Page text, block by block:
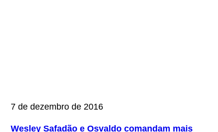
7 de dezembro de 2016
Wesley Safadão e Osvaldo comandam mais